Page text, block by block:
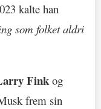
kalte han
som folket aldri
Finkog
frem sin